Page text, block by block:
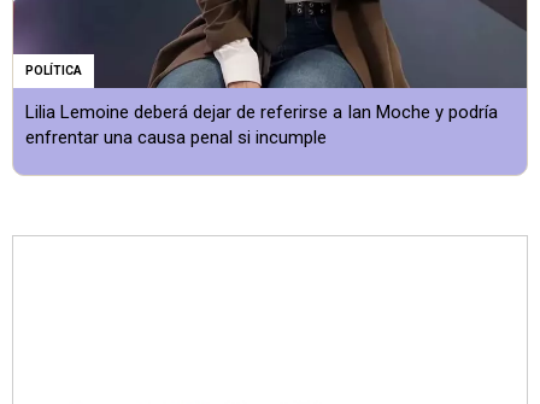
POLÍTICA
Lilia Lemoine deberá dejar de referirse a Ian Moche y podría
enfrentar una causa penal si incumple